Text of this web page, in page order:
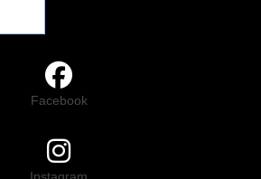
Facebook
Instagram